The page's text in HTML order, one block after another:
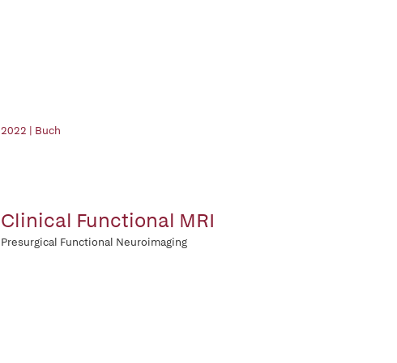
2022 | Buch
Clinical Functional MRI
Presurgical Functional Neuroimaging